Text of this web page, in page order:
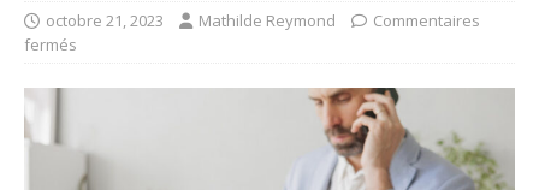
octobre 21, 2023 Mathilde Reymond
Commentaires
fermés